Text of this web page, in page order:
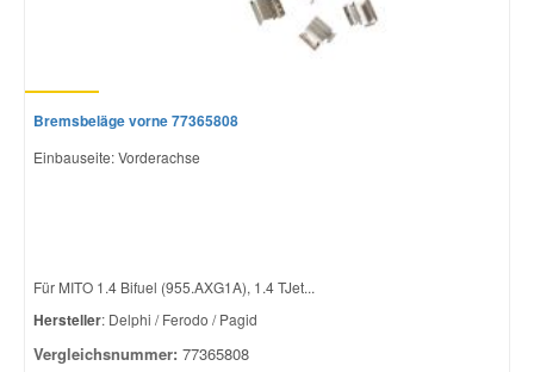
Bremsbeläge vorne 77365808
Einbauseite: Vorderachse
Für MITO 1.4 Bifuel (955.AXG1A), 1.4 TJet...
Hersteller: Delphi / Ferodo / Pagid
Vergleichsnummer: 77365808